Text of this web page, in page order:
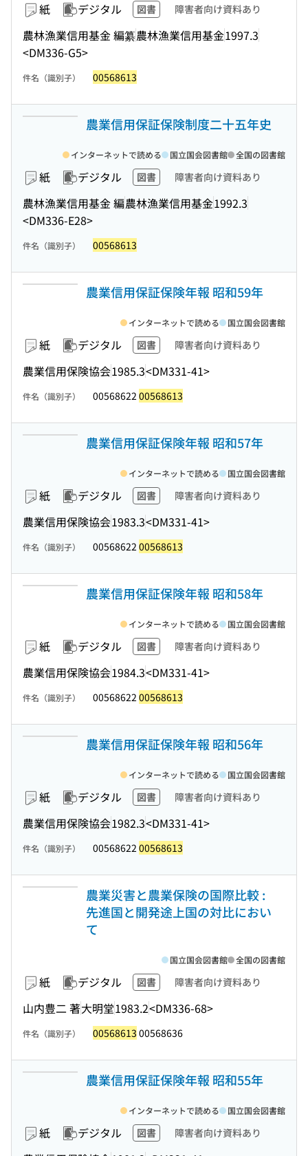
紙 デジタル 図書 障害者向け資料あり
農林漁業信用基金 編纂農林漁業信用基金1997.3
<DM336-G5>
件名（識別子） 00568613
農業信用保証保険制度二十五年史
紙 デジタル 図書 障害者向け資料あり
農林漁業信用基金 編農林漁業信用基金1992.3
<DM336-E28>
インターネットで読める 国立国会図書館 全国の図書館
件名（識別子） 00568613
農業信用保証保険年報 昭和59年
紙 デジタル 図書 障害者向け資料あり
農業信用保険協会1985.3<DM331-41>
インターネットで読める 国立国会図書館
件名（識別子） 00568622 00568613
農業信用保証保険年報 昭和57年
紙 デジタル 図書 障害者向け資料あり
農業信用保険協会1983.3<DM331-41>
インターネットで読める 国立国会図書館
件名（識別子） 00568622 00568613
農業信用保証保険年報 昭和58年
紙 デジタル 図書 障害者向け資料あり
農業信用保険協会1984.3<DM331-41>
インターネットで読める 国立国会図書館
件名（識別子） 00568622 00568613
農業信用保証保険年報 昭和56年
紙 デジタル 図書 障害者向け資料あり
農業信用保険協会1982.3<DM331-41>
インターネットで読める 国立国会図書館
件名（識別子） 00568622 00568613
農業災害と農業保険の国際比較 :
先進国と開発途上国の対比におい
て
紙 デジタル 図書 障害者向け資料あり
山内豊二 著大明堂1983.2<DM336-68>
国立国会図書館 全国の図書館
件名（識別子） 00568613 00568636
農業信用保証保険年報 昭和55年
紙 デジタル 図書 障害者向け資料あり
インターネットで読める 国立国会図書館